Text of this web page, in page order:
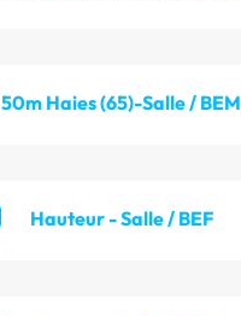
50m Haies (65)-Salle / BEM
Hauteur - Salle / BEF